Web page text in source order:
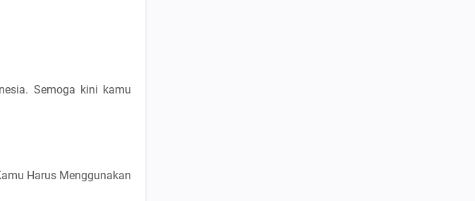
Semoga kini kamu
Harus Menggunakan